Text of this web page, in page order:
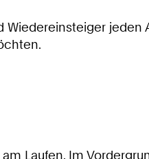
jeden
Laufen. Im